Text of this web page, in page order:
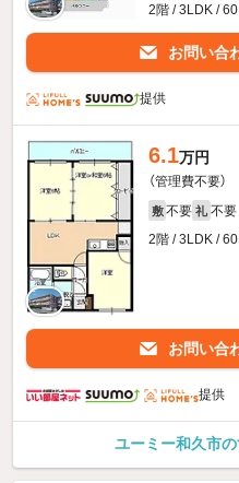
2階 / 3LDK /
お問い合
提供
6.1万円
（管理費不要）
敷 不要 礼 不要
2階 / 3LDK /
お問い合
提供
ユーミー和久市